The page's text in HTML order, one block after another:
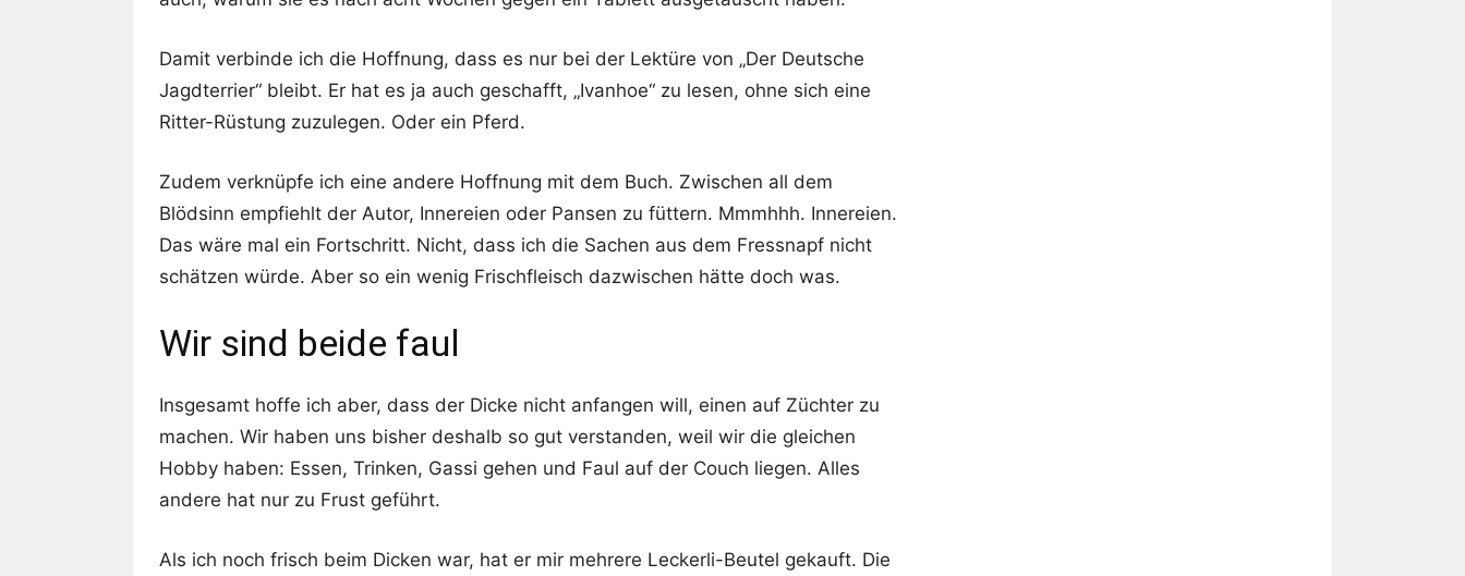
Damit verbinde ich die Hoffnung, dass es nur bei der Lektüre von „Der Deutsche
Jagdterrier“ bleibt. Er hat es ja auch geschafft, „Ivanhoe“ zu lesen, ohne sich eine
Ritter-Rüstung zuzulegen. Oder ein Pferd.
Zudem verknüpfe ich eine andere Hoffnung mit dem Buch. Zwischen all dem
Blödsinn empfiehlt der Autor, Innereien oder Pansen zu füttern. Mmmhhh. Innereien.
Das wäre mal ein Fortschritt. Nicht, dass ich die Sachen aus dem Fressnapf nicht
schätzen würde. Aber so ein wenig Frischfleisch dazwischen hätte doch was.
Wir sind beide faul
Insgesamt hoffe ich aber, dass der Dicke nicht anfangen will, einen auf Züchter zu
machen. Wir haben uns bisher deshalb so gut verstanden, weil wir die gleichen
Hobby haben: Essen, Trinken, Gassi gehen und Faul auf der Couch liegen. Alles
andere hat nur zu Frust geführt.
Als ich noch frisch beim Dicken war, hat er mir mehrere Leckerli-Beutel gekauft. Die